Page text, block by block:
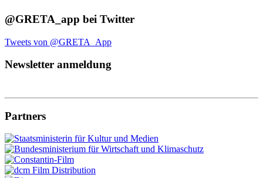
@GRETA_app bei Twitter
Tweets von @GRETA_App
Newsletter anmeldung
Partners